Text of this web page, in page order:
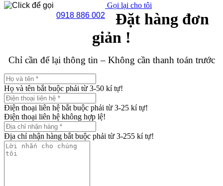
0918 886 002
Gọi lại cho tôi
Đặt hàng đơn
giản !
Chỉ cần để lại thông tin – Không cần thanh toán trước
Họ và tên bắt buộc phải từ 3-50 kí tự!
Điện thoại liên hệ bắt buộc phải từ 3-25 kí tự!
Điện thoại liên hệ không hợp lệ!
Địa chỉ nhận hàng bắt buộc phải từ 3-255 kí tự!